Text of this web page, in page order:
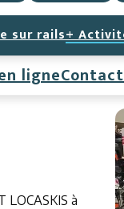
sur rails+
ligneContact
LOCASKIS à